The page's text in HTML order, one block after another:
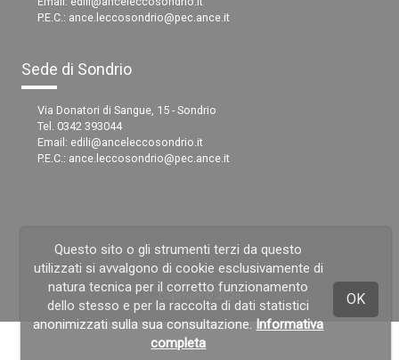
P.E.C.: ance.leccosondrio@pec.ance.it
Sede di Sondrio
Via Donatori di Sangue, 15 - Sondrio
Tel. 0342 393044
Email: edili@anceleccosondrio.it
P.E.C.: ance.leccosondrio@pec.ance.it
Questo sito o gli strumenti terzi da questo
utilizzati si avvalgono di cookie esclusivamente di
natura tecnica per il corretto funzionamento
dello stesso e per la raccolta di dati statistici
anonimizzati sulla sua consultazione. Informativa
completa
OK